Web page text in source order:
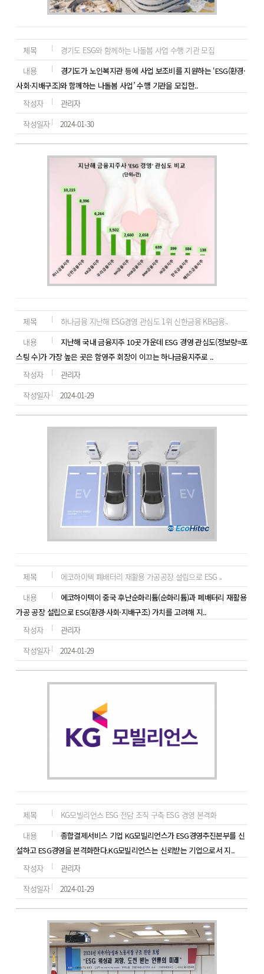
제목
경기도 ESG와 함께하는 나돌봄 사업 수행 기관 모집
내용
경기도가 노인복지관 등에 사업 보조비를 지원하는 ‘ESG(환경·
사회·지배구조)와 함께하는 나돌봄 사업’ 수행 기관을 모집한..
작성자
관리자
작성일자
2024-01-30
제목
하나금융 지난해 ESG경영 관심도 1위 신한금융 KB금융..
내용
지난해 국내 금융지주 10곳 가운데 ESG 경영 관심도(정보량=포
스팅 수)가 가장 높은 곳은 함영주 회장이 이끄는 하나금융지주로 ..
작성자
관리자
작성일자
2024-01-29
제목
에코하이텍 폐배터리 재활용 가공공장 설립으로 ESG ..
내용
에코하이텍이 중국 후난순화리튬(순화리튬)과 폐배터리 재활용
가공 공장 설립으로 ESG(환경·사회·지배구조) 가치를 고려해 지..
작성자
관리자
작성일자
2024-01-29
제목
KG모빌리언스 ESG 전담 조직 구축 ESG 경영 본격화
내용
종합결제서비스 기업 KG모빌리언스가 ESG경영추진본부를 신
설하고 ESG경영을 본격화한다.KG모빌리언스는 신뢰받는 기업으로서 지..
작성자
관리자
작성일자
2024-01-29